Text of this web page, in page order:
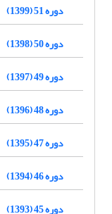
دوره 51 (1399)
دوره 50 (1398)
دوره 49 (1397)
دوره 48 (1396)
دوره 47 (1395)
دوره 46 (1394)
دوره 45 (1393)